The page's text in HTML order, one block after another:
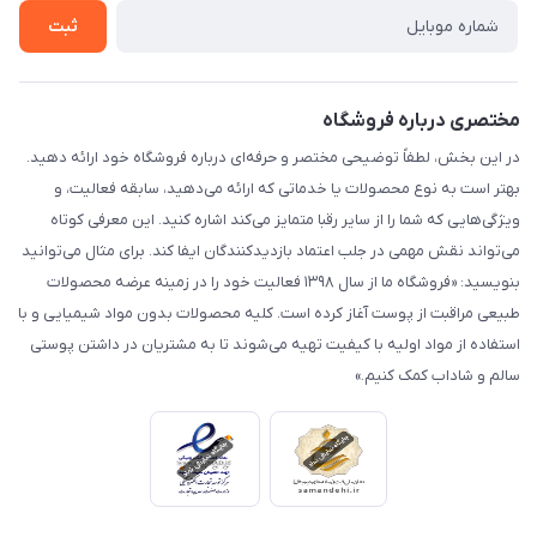
ثبت
مختصری درباره فروشگاه
در این بخش، لطفاً توضیحی مختصر و حرفه‌ای درباره فروشگاه خود ارائه دهید.
بهتر است به نوع محصولات یا خدماتی که ارائه می‌دهید، سابقه فعالیت، و
ویژگی‌هایی که شما را از سایر رقبا متمایز می‌کند اشاره کنید. این معرفی کوتاه
می‌تواند نقش مهمی در جلب اعتماد بازدیدکنندگان ایفا کند. برای مثال می‌توانید
بنویسید: «فروشگاه ما از سال ۱۳۹۸ فعالیت خود را در زمینه عرضه محصولات
طبیعی مراقبت از پوست آغاز کرده است. کلیه محصولات بدون مواد شیمیایی و با
استفاده از مواد اولیه با کیفیت تهیه می‌شوند تا به مشتریان در داشتن پوستی
سالم و شاداب کمک کنیم.»